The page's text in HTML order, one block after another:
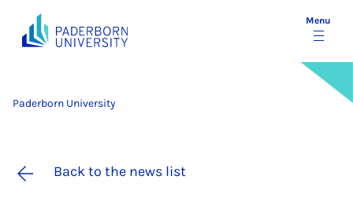
Menu
Paderborn University
Back to the news list